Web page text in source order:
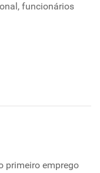
funcionários
primeiro emprego